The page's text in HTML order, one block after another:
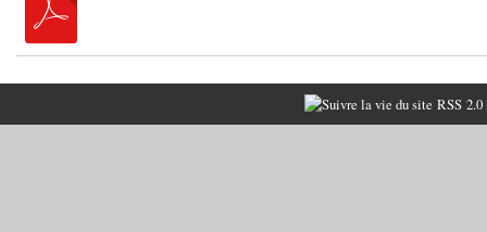
RSS 2.0